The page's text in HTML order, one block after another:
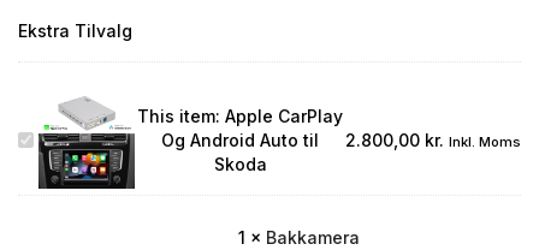
Ekstra Tilvalg
Apple
CarPlay
Og
This item: Apple CarPlay
Og Android Auto til
Skoda
2.800,00 kr. Inkl. Moms
1 × Bakkamera